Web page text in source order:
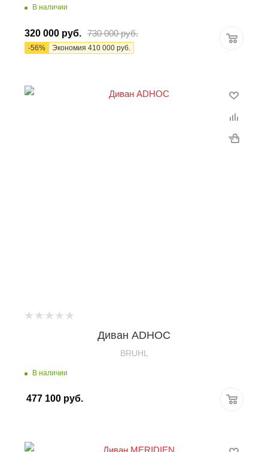
В наличии
320 000 руб. 730 000руб.
-56% Экономия 410 000 руб.
Диван ADHOC
BRUHL
В наличии
477 100 руб.